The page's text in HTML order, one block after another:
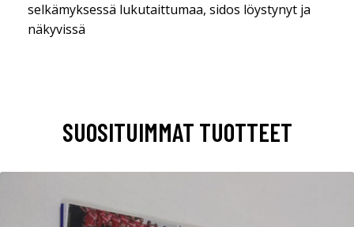
selkämyksessä lukutaittumaa, sidos löystynyt ja
näkyvissä
SUOSITUIMMAT TUOTTEET